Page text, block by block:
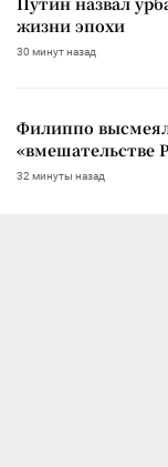
жизни эпохи
30 минут назад
Филиппо
«вмешательстве
32 минуты назад